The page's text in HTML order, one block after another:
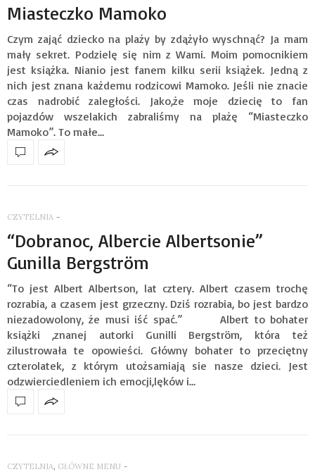
Miasteczko Mamoko
Czym zająć dziecko na plaży by zdążyło wyschnąć? Ja mam
mały sekret. Podzielę się nim z Wami. Moim pomocnikiem
jest książka. Nianio jest fanem kilku serii książek. Jedną z
nich jest znana każdemu rodzicowi Mamoko. Jeśli nie znacie
czas nadrobić zaległości. Jako,że moje dziecię to fan
pojazdów wszelakich zabraliśmy na plażę “Miasteczko
Mamoko”. To małe…
CZYTELNIA -
“Dobranoc, Albercie Albertsonie”
Gunilla Bergström
“To jest Albert Albertson, lat cztery. Albert czasem trochę
rozrabia, a czasem jest grzeczny. Dziś rozrabia, bo jest bardzo
niezadowolony, że musi iść spać.” Albert to bohater
książki ,znanej autorki Gunilli Bergström, która też
zilustrowała te opowieści. Główny bohater to przeciętny
czterolatek, z którym utożsamiają sie nasze dzieci. Jest
odzwierciedleniem ich emocji,lęków i…
CZYTELNIA GŁÓWNE MENU -